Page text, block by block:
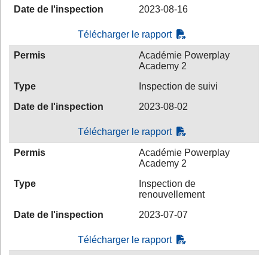
Date de l'inspection
2023-08-16
Télécharger le rapport
Permis
Académie Powerplay
Academy 2
Type
Inspection de suivi
Date de l'inspection
2023-08-02
Télécharger le rapport
Permis
Académie Powerplay
Academy 2
Type
Inspection de
renouvellement
Date de l'inspection
2023-07-07
Télécharger le rapport